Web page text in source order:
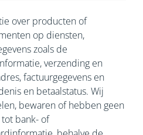
over producten of
op diensten,
zoals de
verzending en
factuurgegevens en
en betaalstatus. Wij
bewaren of hebben geen
bank- of